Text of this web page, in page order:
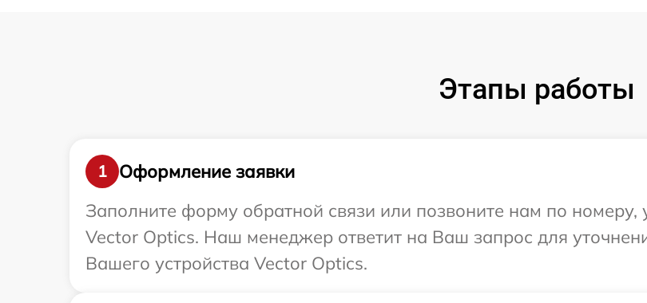
Этапы работы
1
Оформление заявки
Заполните форму обратной связи или позвоните нам по номеру,
Vector Optics. Наш менеджер ответит на Ваш запрос для
Вашего устройства Vector Optics.